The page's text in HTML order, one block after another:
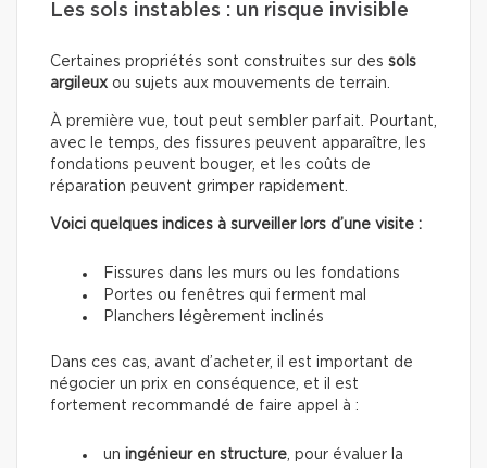
Les sols instables : un risque invisible
Certaines propriétés sont construites sur des sols
argileux ou sujets aux mouvements de terrain.
À première vue, tout peut sembler parfait. Pourtant,
avec le temps, des fissures peuvent apparaître, les
fondations peuvent bouger, et les coûts de
réparation peuvent grimper rapidement.
Voici quelques indices à surveiller lors d’une visite :
Fissures dans les murs ou les fondations
Portes ou fenêtres qui ferment mal
Planchers légèrement inclinés
Dans ces cas, avant d’acheter, il est important de
négocier un prix en conséquence, et il est
fortement recommandé de faire appel à :
un ingénieur en structure, pour évaluer la